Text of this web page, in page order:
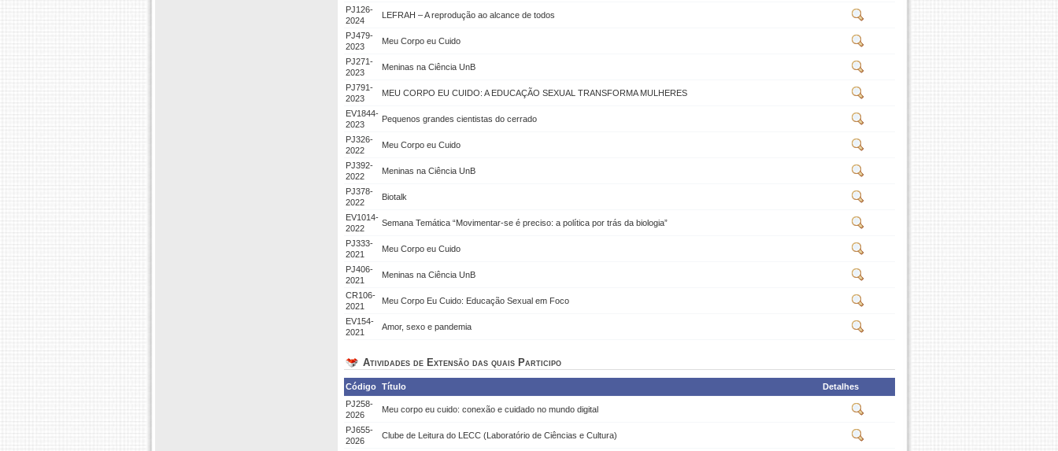
PJ126-
2024
LEFRAH – A reprodução ao alcance de todos
PJ479-
2023
Meu Corpo eu Cuido
PJ271-
2023
Meninas na Ciência UnB
PJ791-
2023
MEU CORPO EU CUIDO: A EDUCAÇÃO SEXUAL TRANSFORMA MULHERES
EV1844-
2023
Pequenos grandes cientistas do cerrado
PJ326-
2022
Meu Corpo eu Cuido
PJ392-
2022
Meninas na Ciência UnB
PJ378-
2022
Biotalk
EV1014-
2022
Semana Temática “Movimentar-se é preciso: a política por trás da biologia”
PJ333-
2021
Meu Corpo eu Cuido
PJ406-
2021
Meninas na Ciência UnB
CR106-
2021
Meu Corpo Eu Cuido: Educação Sexual em Foco
EV154-
2021
Amor, sexo e pandemia
Atividades de Extensão das quais Participo
Código Título
Detalhes
PJ258-
2026
Meu corpo eu cuido: conexão e cuidado no mundo digital
PJ655-
2026
Clube de Leitura do LECC (Laboratório de Ciências e Cultura)